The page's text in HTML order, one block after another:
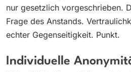
nur gesetzlich vorgeschrieben.
Frage des Anstands.
echter Gegenseitigkeit. Punkt.
Individuelle